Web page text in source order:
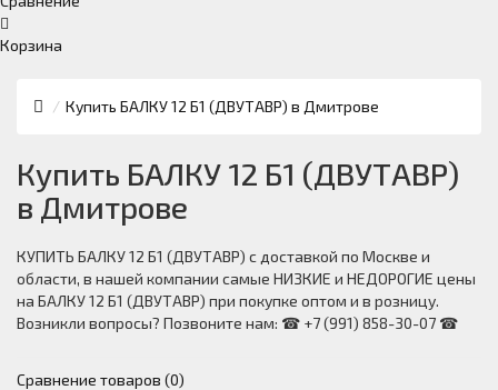
Корзина
Купить БАЛКУ 12 Б1 (ДВУТАВР) в Дмитрове
Купить БАЛКУ 12 Б1 (ДВУТАВР)
в Дмитрове
КУПИТЬ БАЛКУ 12 Б1 (ДВУТАВР) с доставкой по Москве и
области, в нашей компании самые НИЗКИЕ и НЕДОРОГИЕ цены
на БАЛКУ 12 Б1 (ДВУТАВР) при покупке оптом и в розницу.
Возникли вопросы? Позвоните нам: ☎ +7 (991) 858-30-07 ☎
Сравнение товаров (0)